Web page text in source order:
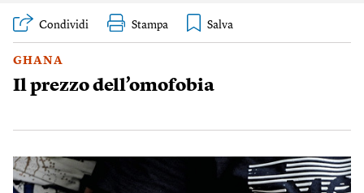
Condividi Stampa
GHANA
Il prezzo dell’omofobia